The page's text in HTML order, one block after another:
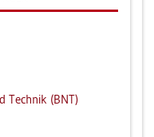
Tech­nik (BNT)